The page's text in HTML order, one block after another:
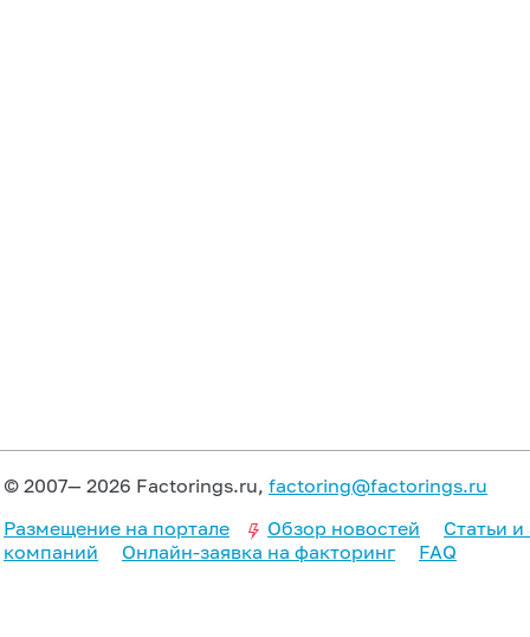
© 2007— 2026 Factorings.ru, factoring@factorings.ru
Размещение на портале
Обзор новостей
Статьи
компаний
Онлайн-заявка на факторинг FAQ